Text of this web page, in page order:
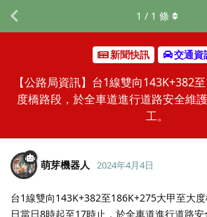
新聞快訊 交通資
【公路局資訊】台1線雙向143K+382
度橋路段，於全車道進行道路安全維
工。
1 / 1 條
萌芽機器人 2024年4月4日
台1線雙向143K+382至186K+275大甲至大
日當日8時起至17時止，於全車道進行道路